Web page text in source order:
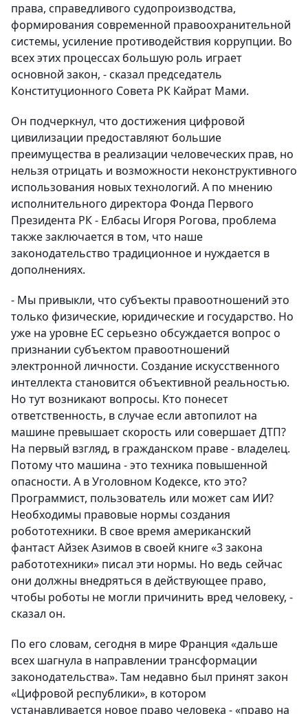
права, справедливого судопроизводства,
формирования современной правоохранительной
системы, усиление противодействия коррупции. Во
всех этих процессах большую роль играет
основной закон, - сказал председатель
Конституционного Совета РК Кайрат Мами.
Он подчеркнул, что достижения цифровой
цивилизации предоставляют большие
преимущества в реализации человеческих прав, но
нельзя отрицать и возможности неконструктивного
использования новых технологий. А по мнению
исполнительного директора Фонда Первого
Президента РК - Елбасы Игоря Рогова, проблема
также заключается в том, что наше
законодательство традиционное и нуждается в
дополнениях.
- Мы привыкли, что субъекты правоотношений это
только физические, юридические и государство. Но
уже на уровне ЕС серьезно обсуждается вопрос о
признании субъектом правоотношений
электронной личности. Создание искусственного
интеллекта становится объективной реальностью.
Но тут возникают вопросы. Кто понесет
ответственность, в случае если автопилот на
машине превышает скорость или совершает ДТП?
На первый взгляд, в гражданском праве - владелец.
Потому что машина - это техника повышенной
опасности. А в Уголовном Кодексе, кто это?
Программист, пользователь или может сам ИИ?
Необходимы правовые нормы создания
робототехники. В свое время американский
фантаст Айзек Азимов в своей книге «3 закона
работотехники» писал эти нормы. Но ведь сейчас
они должны внедряться в действующее право,
чтобы роботы не могли причинить вред человеку, -
сказал он.
По его словам, сегодня в мире Франция «дальше
всех шагнула в направлении трансформации
законодательства». Там недавно был принят закон
«Цифровой республики», в котором
устанавливается новое право человека - «право на